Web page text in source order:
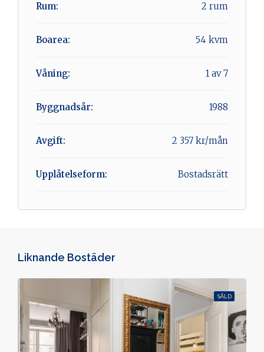
Rum: 2 rum
Boarea: 54 kvm
Våning: 1 av 7
Byggnadsår: 1988
Avgift: 2 357 kr/mån
Upplåtelseform: Bostadsrätt
Liknande Bostäder
SÅLD